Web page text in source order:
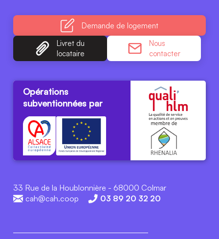
Opérations
subventionnées par
33 Rue de la Houblonnière - 68000 Colmar
cah@cah.coop
03 89 20 32 20
Demande de logement
Livret du
locataire
Nous
contacter